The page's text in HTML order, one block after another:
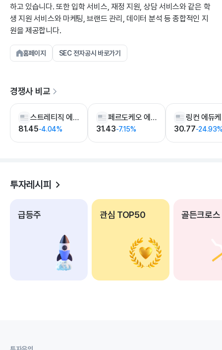
하고 있습니다. 또한 입학 서비스, 재정 지원, 상담 서비스와 같은 학
생 지원 서비스와 마케팅, 브랜드 관리, 데이터 분석 등 종합적인 지
원을 제공합니다.
홈페이지 SEC 전자공시 바로가기
경쟁사 비교
스트레티직 에듀케이션
81.45-4.04%
페르도케오 에듀케이션
31.43-7.15% 30.77-
투자레시피
급등주 관심 TOP50 골든크로스